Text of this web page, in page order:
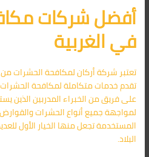
أفضل شركات
في الغربية
تعتبر شركة أركان لمكافحة الحشرات
تقدم خدمات متكاملة لمكافحة
على فريق من الخبراء المدربين الذين
لمواجهة جميع أنواع الحشرات
المستخدمة تجعل منها الخيار الأول
البلاد.